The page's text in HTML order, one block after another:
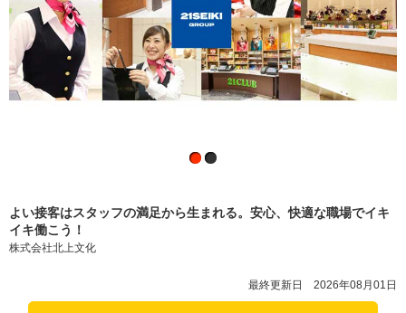
よい接客はスタッフの満足から生まれる。安心、快適な職場でイキ
イキ働こう！
株式会社北上文化
最終更新日 2026年08月01日